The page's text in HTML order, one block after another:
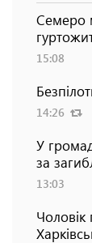
Семеро
15:08
14:26
У
за
13:03
Чоловік